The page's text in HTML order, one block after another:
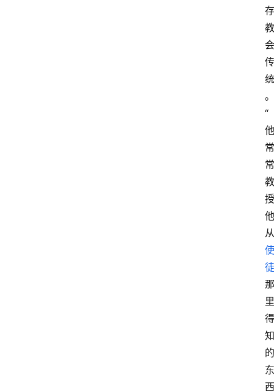
存
教
会
传
统
。
“
他
常
常
教
授
他
使
徒
那
里
得
知
的
东
西